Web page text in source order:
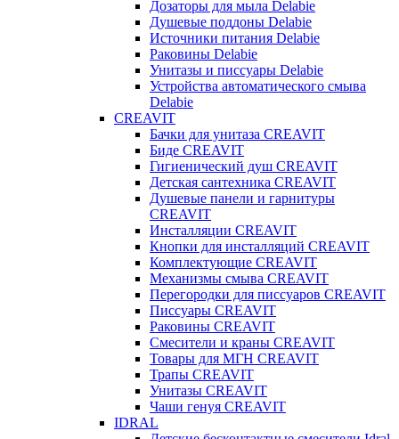
Дозаторы для мыла Delabie
Душевые поддоны Delabie
Источники питания Delabie
Раковины Delabie
Унитазы и писсуары Delabie
Устройства автоматического смыва
Delabie
CREAVIT
Бачки для унитаза CREAVIT
Биде CREAVIT
Гигиенический душ CREAVIT
Детская сантехника CREAVIT
Душевые панели и гарнитуры
CREAVIT
Инсталляции CREAVIT
Кнопки для инсталляций CREAVIT
Комплектующие CREAVIT
Механизмы смыва CREAVIT
Перегородки для писсуаров CREAVIT
Писсуары CREAVIT
Раковины CREAVIT
Смесители и краны CREAVIT
Товары для МГН CREAVIT
Трапы CREAVIT
Унитазы CREAVIT
Чаши генуя CREAVIT
IDRAL